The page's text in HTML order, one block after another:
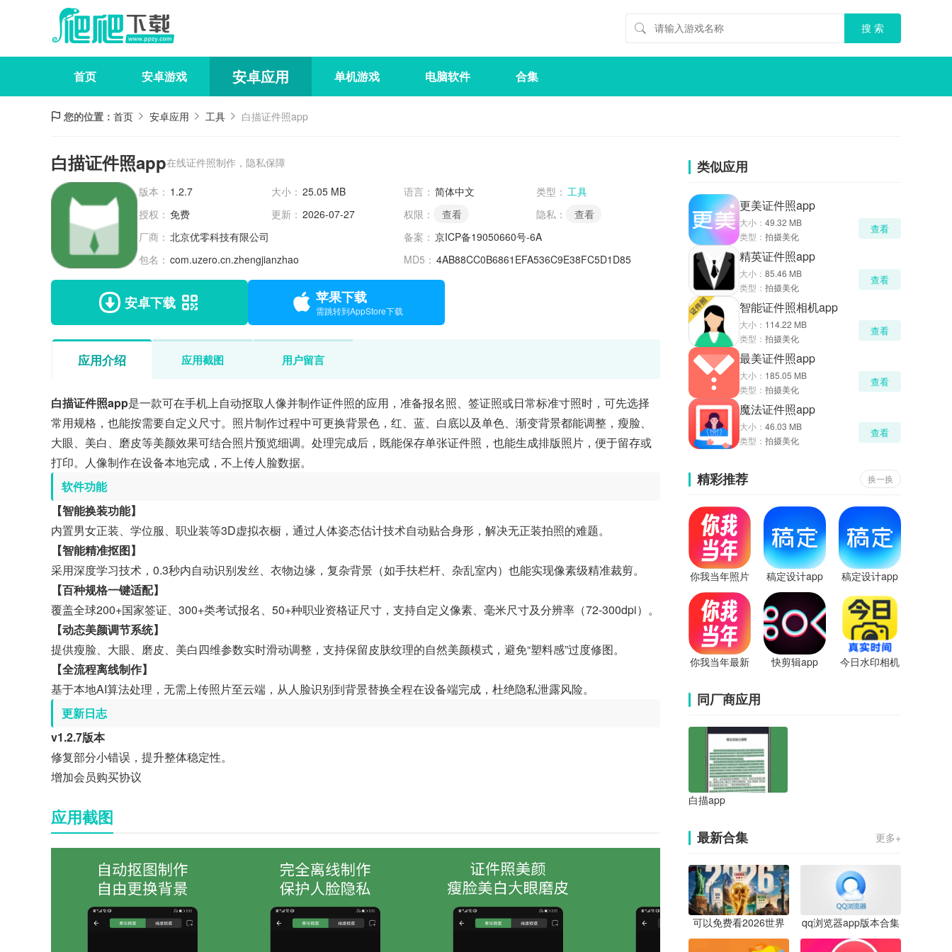
首页 安卓游戏 安卓应用 单机游戏 电脑软件 合集
您的位置： 首页 安卓应用 工具 白描证件照app
白描证件照app在线证件照制作，隐私保障
版本： 1.2.7 大小： 25.05 MB 语言： 简体中文 类型： 工具
授权： 免费 更新： 2026-07-27 权限： 查看 隐私：
查看
厂商： 北京优零科技有限公司 备案： 京ICP备19050660号-6A
包名： com.uzero.cn.zhengjianzhao MD5： 4AB88CC0B6861EFA536C9E38FC5D1D85
安卓下载 苹果下载
需跳转到AppStore下载
应用介绍 应用截图 用户留言
白描证件照app是一款可在手机上自动抠取人像并制作证件照的应用，准备报名照、签证照或日常标准寸照时，可先选择
常用规格，也能按需要自定义尺寸。照片制作过程中可更换背景色，红、蓝、白底以及单色、渐变背景都能调整，瘦脸、
大眼、美白、磨皮等美颜效果可结合照片预览细调。处理完成后，既能保存单张证件照，也能生成排版照片，便于留存或
打印。人像制作在设备本地完成，不上传人脸数据。
软件功能
【智能换装功能】
内置男女正装、学位服、职业装等3D虚拟衣橱，通过人体姿态估计技术自动贴合身形，解决无正装拍照的难题。
【智能精准抠图】
采用深度学习技术，0.3秒内自动识别发丝、衣物边缘，复杂背景（如手扶栏杆、杂乱室内）也能实现像素级精准裁剪。
【百种规格一键适配】
覆盖全球200+国家签证、300+类考试报名、50+种职业资格证尺寸，支持自定义像素、毫米尺寸及分辨率（72-300dpi）。
【动态美颜调节系统】
提供瘦脸、大眼、磨皮、美白四维参数实时滑动调整，支持保留皮肤纹理的自然美颜模式，避免“塑料感”过度修图。
【全流程离线制作】
基于本地AI算法处理，无需上传照片至云端，从人脸识别到背景替换全程在设备端完成，杜绝隐私泄露风险。
更新日志
v1.2.7版本
修复部分小错误，提升整体稳定性。
增加会员购买协议
应用截图
类似应用
更美证件照app
大小： 49.32 MB
类型： 拍摄美化
查看
精英证件照app
大小： 85.46 MB
类型： 拍摄美化
查看
智能证件照相机app
大小： 114.22 MB
类型： 拍摄美化
查看
最美证件照app
大小： 185.05 MB
类型： 拍摄美化
查看
魔法证件照app
大小： 46.03 MB
类型： 拍摄美化
查看
精彩推荐 换一换
你我当年照片
修复软件
稿定设计app
稿定设计app
你我当年最新
快剪辑app
今日水印相机
同厂商应用
白描app
最新合集 更多+
可以免费看2026世界
杯直播的app合集
qq浏览器app版本合集